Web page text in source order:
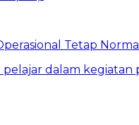
Tetap Normal